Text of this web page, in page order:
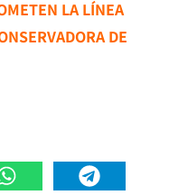
LA LÍNEA
DE